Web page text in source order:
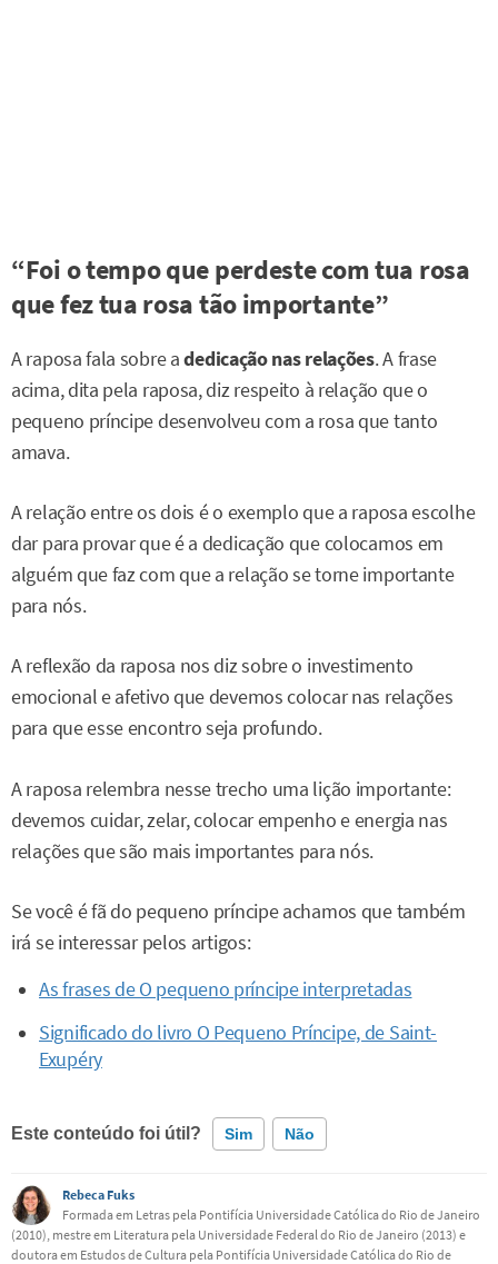
“Foi o tempo que perdeste com tua rosa
que fez tua rosa tão importante”
A raposa fala sobre adedicação nas relações. A frase
acima, dita pela raposa, diz respeito à relação que o
pequeno príncipe desenvolveu com a rosa que tanto
amava.
A relação entre os dois é o exemplo que a raposa escolhe
dar para provar que é a dedicação que colocamos em
alguém que faz com que a relação se torne importante
para nós.
A reflexão da raposa nos diz sobre o investimento
emocional e afetivo que devemos colocar nas relações
para que esse encontro seja profundo.
A raposa relembra nesse trecho uma lição importante:
devemos cuidar, zelar, colocar empenho e energia nas
relações que são mais importantes para nós.
Se você é fã do pequeno príncipe achamos que também
irá se interessar pelos artigos:
As frases de O pequeno príncipe interpretadas
Significado do livro O Pequeno Príncipe, de Saint-
Exupéry
Este conteúdo foi útil? Sim Não
Este conteúdo contém informação incorreta
Este conteúdo não tem a informação que procuro
Rebeca Fuks
Formada em Letras pela Pontifícia Universidade Católica do Rio de Janeiro
(2010), mestre em Literatura pela Universidade Federal do Rio de Janeiro (2013) e
doutora em Estudos de Cultura pela Pontifícia Universidade Católica do Rio de